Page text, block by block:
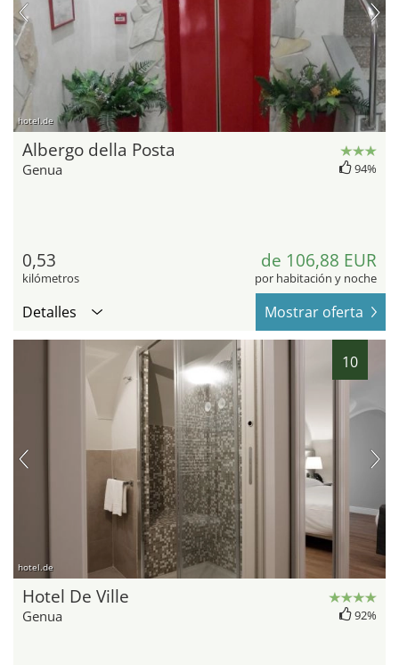
hotel.de
Albergo della Posta
Genua 94%
0,53
kilómetros
de 106,88 EUR
por habitación y noche
Detalles Mostrar oferta
10
hotel.de
Hotel De Ville
Genua 92%